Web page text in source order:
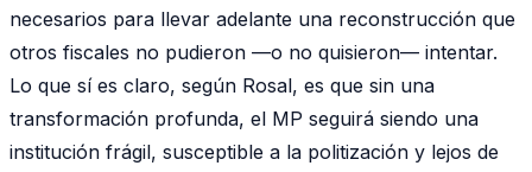
necesarios para llevar adelante una reconstrucción que
otros fiscales no pudieron —o no quisieron— intentar.
Lo que sí es claro, según Rosal, es que sin una
transformación profunda, el MP seguirá siendo una
institución frágil, susceptible a la politización y lejos de